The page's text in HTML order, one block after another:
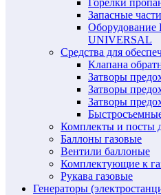
Запасные
Оборудование
UNIVERSAL
Средства для
Клапана
Затворы
Затворы
Затворы
Комплекты и посты
Баллоны газовые
Вентили баллоные
Комплектующие к
Рукава газовые
Генераторы